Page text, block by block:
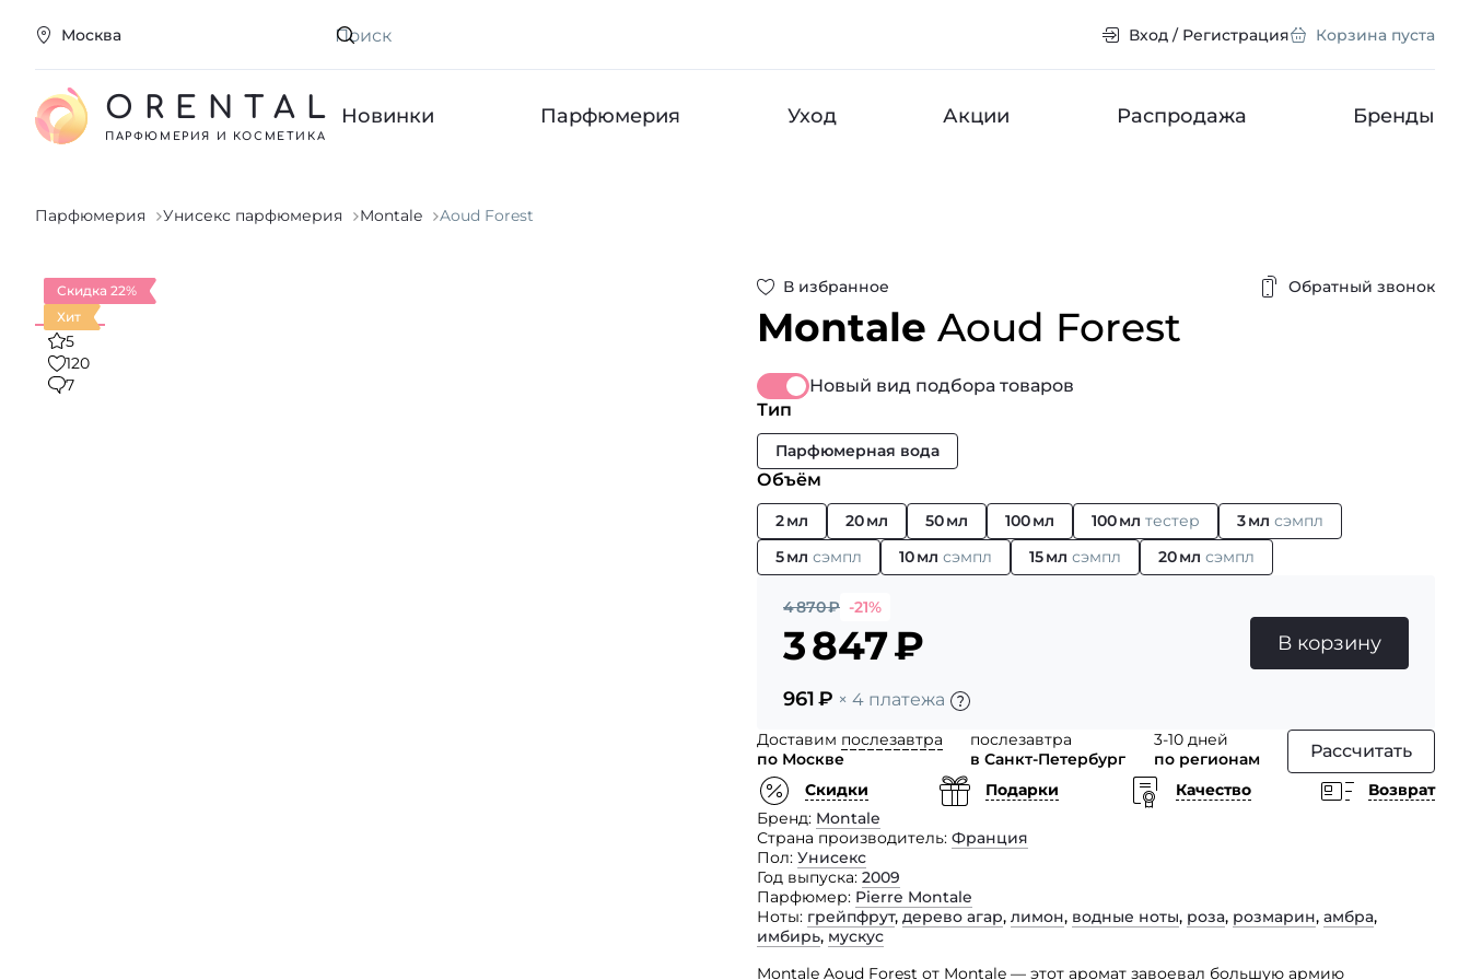
Москва Искать Вход / Регистрация Корзина пуста
ORENTAL
ПАРФЮМЕРИЯ И КОСМЕТИКА
Новинки Парфюмерия Уход Акции Распродажа Бренды
Парфюмерия Унисекс парфюмерия Montale Aoud Forest
В избранное Обратный звонок
Montale Aoud Forest
Скидка 22%
Хит
5
120
7
Новый вид подбора товаров
Тип
Парфюмерная вода
Объём
2 мл 20 мл 50 мл 100 мл 100 мл тестер 3 мл сэмпл
5 мл сэмпл 10 мл сэмпл 15 мл сэмпл 20 мл сэмпл
4 870₽ -21%
3 847₽
961₽ × 4 платежа
В корзину
Доставим послезавтра
по Москве
послезавтра
в Санкт-Петербург
3-10 дней
по регионам
Рассчитать
Скидки Подарки Качество
Возврат
Бренд Montale
Страна производитель Франция
Пол Унисекс
Год выпуска 2009
Парфюмер Pierre Montale
Ноты грейпфрут, дерево агар, лимон, водные ноты, роза, розмарин, амбра,
имбирь, мускус
Montale Aoud Forest от Montale — этот аромат завоевал большую армию